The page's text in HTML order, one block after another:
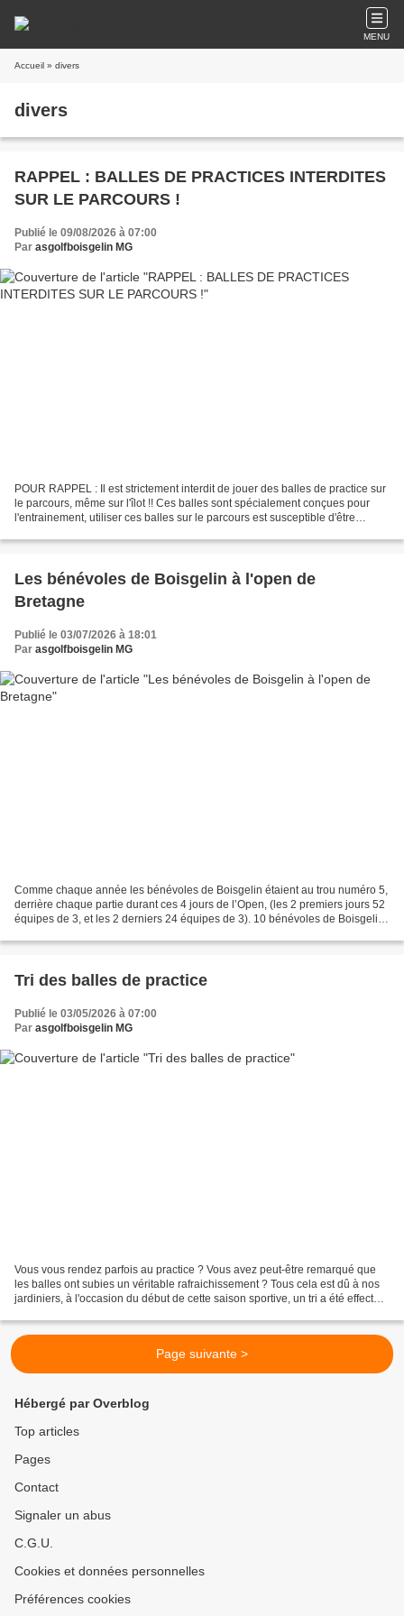
MENU
Accueil » divers
divers
RAPPEL : BALLES DE PRACTICES INTERDITES
SUR LE PARCOURS !
Publié le 09/08/2026 à 07:00
Par asgolfboisgelin MG
POUR RAPPEL : Il est strictement interdit de jouer des balles de practice sur
le parcours, même sur l'îlot !! Ces balles sont spécialement conçues pour
l'entrainement, utiliser ces balles sur le parcours est susceptible d'être
Les bénévoles de Boisgelin à l'open de
Bretagne
Publié le 03/07/2026 à 18:01
Par asgolfboisgelin MG
Comme chaque année les bénévoles de Boisgelin étaient au trou numéro 5,
derrière chaque partie durant ces 4 jours de l’Open, (les 2 premiers jours 52
équipes de 3, et les 2 derniers 24 équipes de 3). 10 bénévoles de Boisgelin,
Tri des balles de practice
Publié le 03/05/2026 à 07:00
Par asgolfboisgelin MG
Vous vous rendez parfois au practice ? Vous avez peut-être remarqué que
les balles ont subies un véritable rafraichissement ? Tous cela est dû à nos
jardiniers, à l'occasion du début de cette saison sportive, un tri a été effectué
Page suivante >
Hébergé par Overblog
Top articles
Pages
Contact
Signaler un abus
C.G.U.
Cookies et données personnelles
Préférences cookies